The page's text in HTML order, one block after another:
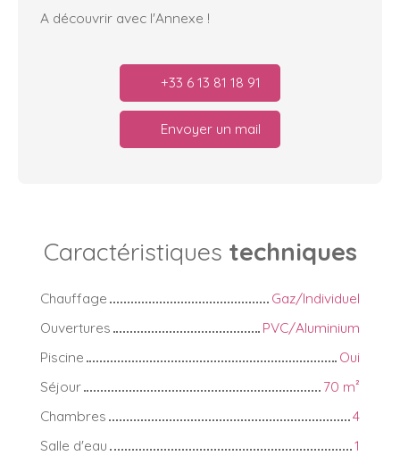
A découvrir avec l'Annexe !
+33 6 13 81 18 91
Envoyer un mail
Caractéristiques techniques
Chauffage
Gaz/Individuel
Ouvertures
PVC/Aluminium
Piscine
Oui
Séjour
70 m²
Chambres
4
Salle d'eau
1